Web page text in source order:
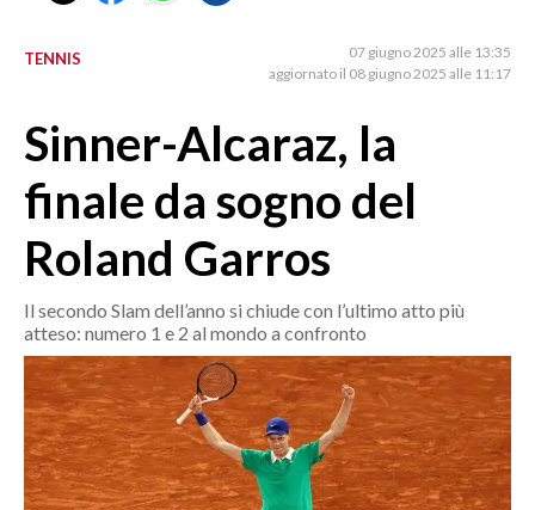
SULCIS IGLESIENTE
SASSARI E PROVINCIA
GALLURA
OGLIASTRA
CRONACA
ITALIA
MONDO
POLITICA
TENNIS
07 giugno 2025 alle 13:35
aggiornato il 08 giugno 2025 alle 11:17
Sinner-Alcaraz, la
finale da sogno del
Roland Garros
Il secondo Slam dell’anno si chiude con l’ultimo atto più
atteso: numero 1 e 2 al mondo a confronto